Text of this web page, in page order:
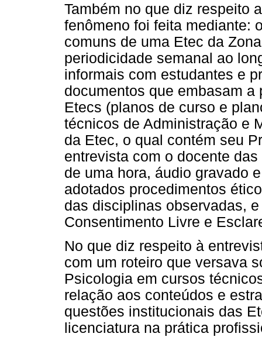
Também no que diz respeito
fenômeno foi feita mediante:
comuns de uma Etec da
periodicidade semanal ao
informais com estudantes e
documentos que embasam
Etecs (planos de curso e
técnicos de Administração e
da Etec, o qual contém seu
entrevista com o docente
de uma hora, áudio gravado
adotados procedimentos
das disciplinas observadas,
Consentimento Livre e
No que diz respeito à
com um roteiro que versava
Psicologia em cursos
relação aos conteúdos e
questões institucionais das
licenciatura na prática